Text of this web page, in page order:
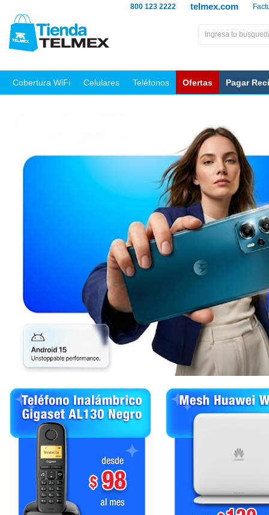
telmex.com
800 123 2222
Cobertura WiFi Celulares Teléfonos Ofertas Pagar